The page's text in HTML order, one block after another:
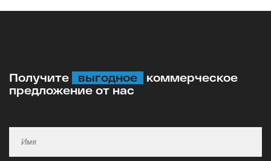
Получите выгодное
коммерческое
предложение от нас